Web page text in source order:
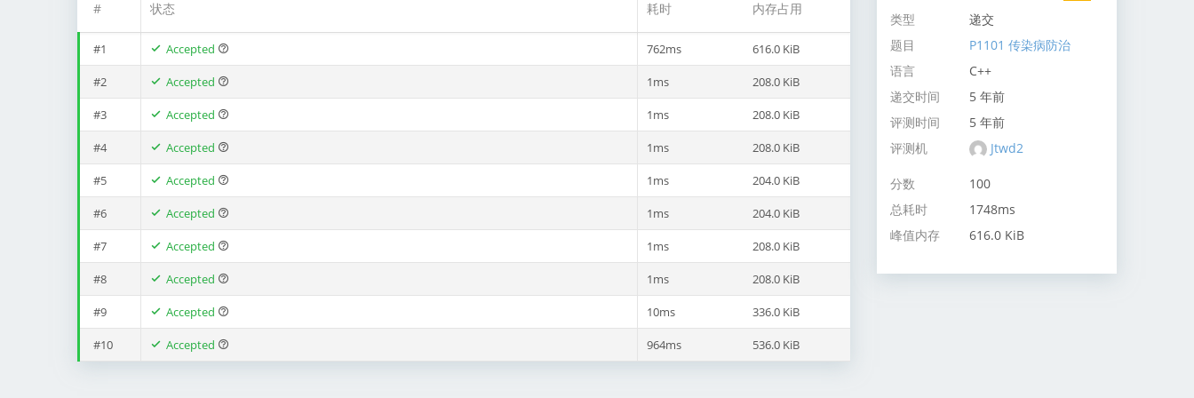
# 状态 耗时 内存占用
#1 Accepted 762ms 616.0 KiB
#2 Accepted 1ms 208.0 KiB
#3 Accepted 1ms 208.0 KiB
#4 Accepted 1ms 208.0 KiB
#5 Accepted 1ms 204.0 KiB
#6 Accepted 1ms 204.0 KiB
#7 Accepted 1ms 208.0 KiB
#8 Accepted 1ms 208.0 KiB
#9 Accepted 10ms 336.0 KiB
#10 Accepted 964ms 536.0 KiB
类型
递交
题目
P1101 传染病防治
语言
C++
递交时间
5 年前
评测时间
5 年前
评测机
Jtwd2
分数
100
总耗时
1748ms
峰值内存
616.0 KiB